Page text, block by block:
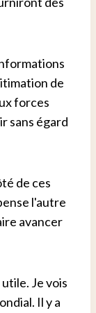
de
forces
sans égard
de ces
l'autre
avancer
Je vois
Il y a